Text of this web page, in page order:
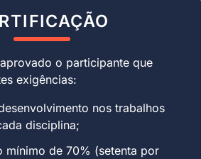
o participante que
exigências:
nos trabalhos
disciplina;
mínimo de 70% (setenta por